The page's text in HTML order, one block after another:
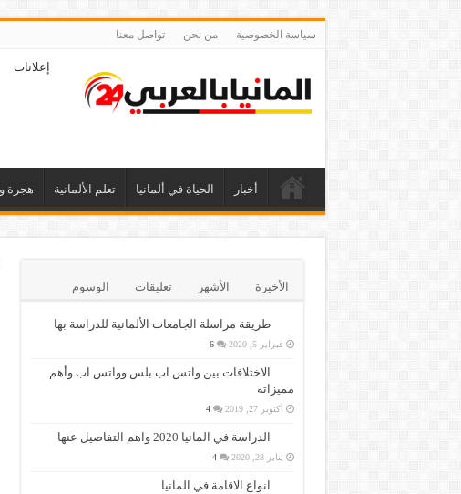
سياسة الخصوصية من نحن تواصل معنا
إعلانات
أخبار الحياة في ألمانيا تعلم الألمانية هجرة
الأخيرة الأشهر تعليقات الوسوم
طريقة مراسلة الجامعات الألمانية للدراسة بها
فبراير 5, 2020 6
الاختلافات بين واتس اب بلس وواتس اب وأهم
مميزاته
أكتوبر 27, 2019 4
الدراسة في المانيا 2020 واهم التفاصيل عنها
يناير 28, 2020 4
انواع الاقامة في المانيا